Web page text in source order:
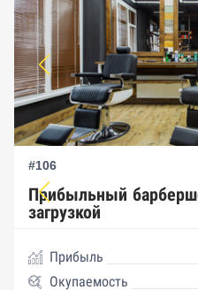
#106
Прибыльный
загрузкой
Прибыль
Окупаемость